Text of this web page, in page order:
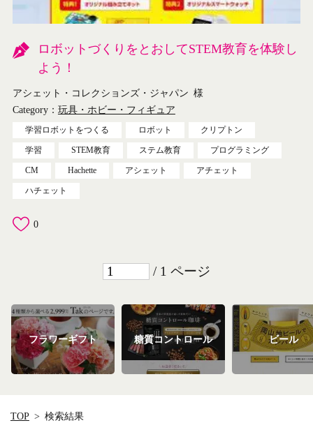
ロボットづくりをとおしてSTEM教育を体験し
よう！
アシェット・コレクションズ・ジャパン 様
Category： 玩具・ホビー・フィギュア
学習ロボットをつくる ロボット クリプトン
学習 STEM教育 ステム教育 プログラミング
CM Hachette アシェット アチェット
ハチェット
0
/ 1 ページ
フラワーギフト 糖質コントロール ビール
TOP 検索結果